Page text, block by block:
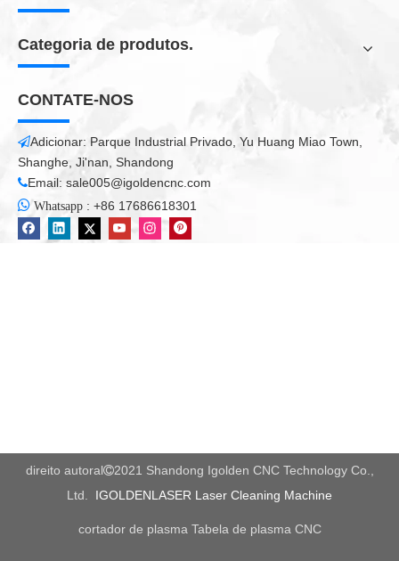
Categoria de produtos.
CONTATE-NOS
Adicionar: Parque Industrial Privado, Yu Huang Miao Town,
Shanghe, Ji'nan, Shandong
Email: sale005@igoldencnc.com
 Whatsapp : +86 17686618301
direito autoral2021 Shandong Igolden CNC Technology Co.,
Ltd. IGOLDENLASER Laser Cleaning Machine
cortador de plasma Tabela de plasma CNC